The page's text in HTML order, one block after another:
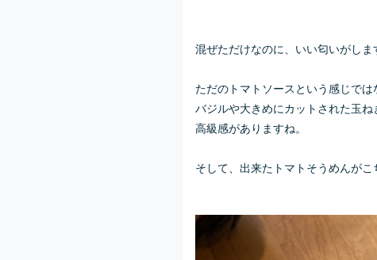
混ぜただけなのに、いい匂いがしま
ただのトマトソースという感じでは
バジルや大きめにカットされた玉ね
高級感がありますね。
そして、出来たトマトそうめんがこ